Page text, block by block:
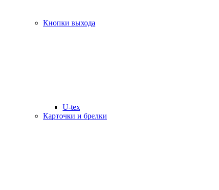
Кнопки выхода
U-tex
Карточки и брелки